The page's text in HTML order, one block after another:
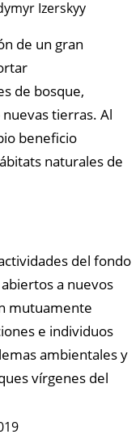
de un gran
de bosque,
tierras. Al
beneficio
naturales de
del fondo
a nuevos
mutuamente
e individuos
ambientales y
vírgenes del